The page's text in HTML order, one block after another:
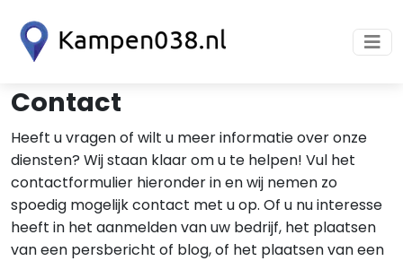
Contact
Heeft u vragen of wilt u meer informatie over onze
diensten? Wij staan klaar om u te helpen! Vul het
contactformulier hieronder in en wij nemen zo
spoedig mogelijk contact met u op. Of u nu interesse
heeft in het aanmelden van uw bedrijf, het plaatsen
van een persbericht of blog, of het plaatsen van een